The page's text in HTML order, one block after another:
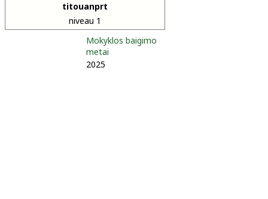
titouanprt
niveau 1
Mokyklos baigimo
metai
2025